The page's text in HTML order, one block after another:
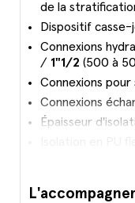
de la
Dispositif casse-
Connexions
/ 1"1/2 (500 à
Connexions
Connexions
Épaisseur